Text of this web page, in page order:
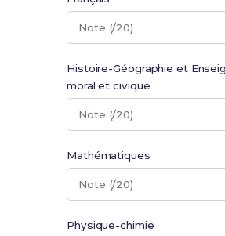
Note (/20)
Histoire-Géographie et
moral et civique
Note (/20)
Mathématiques
Note (/20)
Physique-chimie